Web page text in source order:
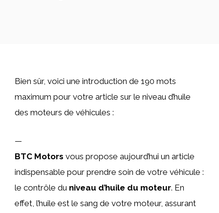
Bien sûr, voici une introduction de 190 mots
maximum pour votre article sur le niveau d’huile
des moteurs de véhicules :
—
BTC Motors vous propose aujourd’hui un article
indispensable pour prendre soin de votre véhicule :
le contrôle du niveau d’huile du moteur. En
effet, l’huile est le sang de votre moteur, assurant